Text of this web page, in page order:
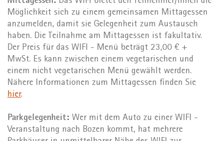
Möglichkeit sich zu einem gemeinsamen Mittagessen
anzumelden, damit sie Gelegenheit zum Austausch
haben. Die Teilnahme am Mittagessen ist fakultativ.
Der Preis für das WIFI - Menü beträgt 23,00 € +
MwSt. Es kann zwischen einem vegetarischen und
einem nicht vegetarischen Menü gewählt werden.
Nähere Informationen zum Mittagessen finden Sie
hier.
Parkgelegenheit: Wer mit dem Auto zu einer WIFI -
Veranstaltung nach Bozen kommt, hat mehrere